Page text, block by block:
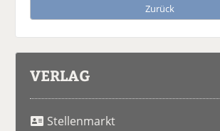
Zurück
VERLAG
Stellenmarkt